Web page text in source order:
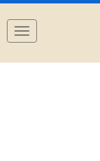
Navigation